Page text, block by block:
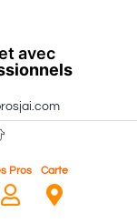
avec
Pros Carte